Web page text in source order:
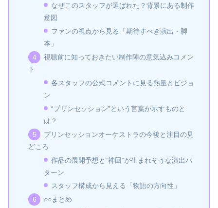
なぜこのスタッフが選ばれた？背景にある制作
意図
ファンの視点から見る「期待すべき演出・脚
本」
視聴前に知っておきたい制作陣の意気込みコメン
ト
各スタッフの公式コメントに見る熱量とビジョ
ン
“プリンセッション”という言葉が示すものと
は？
プリンセッションオーケストラの今後と注目の見
どころ
作品の展開予想と“神回”が生まれそうな演出パ
ターン
スタッフ構成から見える「物語の方向性」
○○まとめ